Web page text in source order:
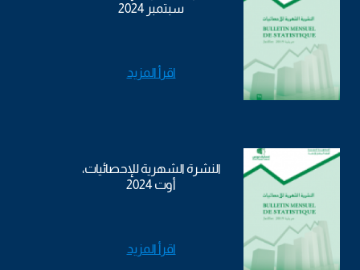
سبتمبر 2024
اقرأ المزيد
النشرة الشهرية للإحصائيات،
أوت 2024
اقرأ المزيد